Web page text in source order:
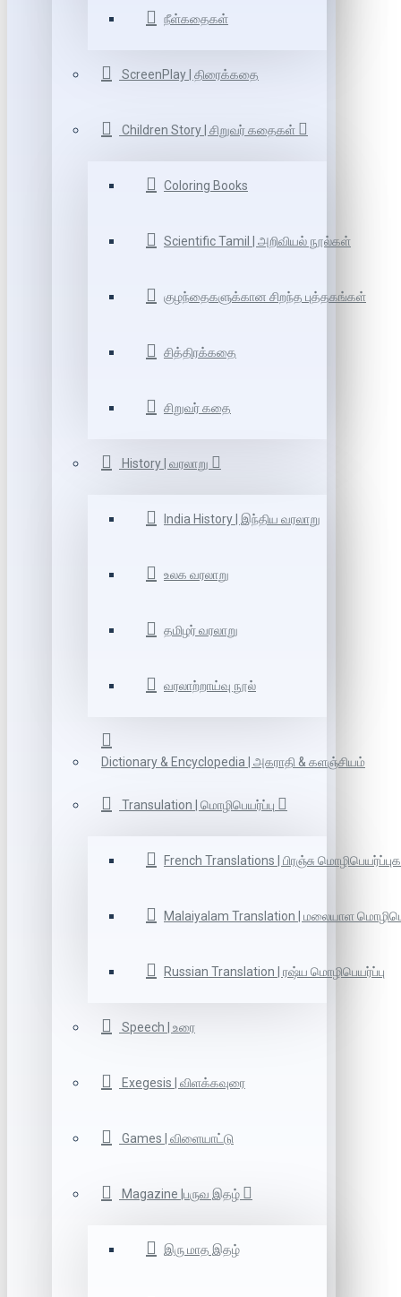
நீள்கதைகள்
ScreenPlay | திரைக்கதை
Children Story | சிறுவர் கதைகள்
Coloring Books
Scientific Tamil | அறிவியல் நூல்கள்
குழந்தைகளுக்கான சிறந்த புத்தகங்கள்
சித்திரக்கதை
சிறுவர் கதை
History | வரலாறு
India History | இந்திய வரலாறு
உலக வரலாறு
தமிழர் வரலாறு
வரலாற்றாய்வு நூல்
Dictionary & Encyclopedia | அகராதி & களஞ்சியம்
Transulation | மொழிபெயர்ப்பு
French Translations | பிரஞ்சு
Malaiyalam Translation | மலையாள
Russian Translation | ரஷ்ய மொழிபெயர்ப்பு
Speech | உரை
Exegesis | விளக்கவுரை
Games | விளையாட்டு
Magazine |பருவ இதழ்
இரு மாத இதழ்